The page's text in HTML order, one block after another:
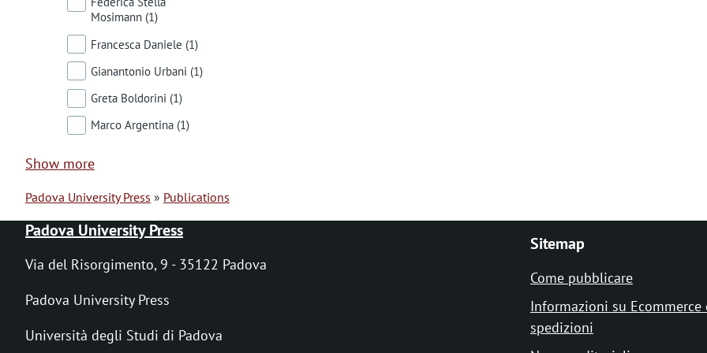
Mosimann (1)
Francesca Daniele (1)
Gianantonio Urbani (1)
Greta Boldorini (1)
Marco Argentina (1)
Show more
B
r
e
Padova University Press Publications
Padova University Press
Via del Risorgimento, 9 - 35122 Padova
Padova University Press
Università degli Studi di Padova
Sitemap
Come pubblicare
Informazioni su Ecommerce
spedizioni